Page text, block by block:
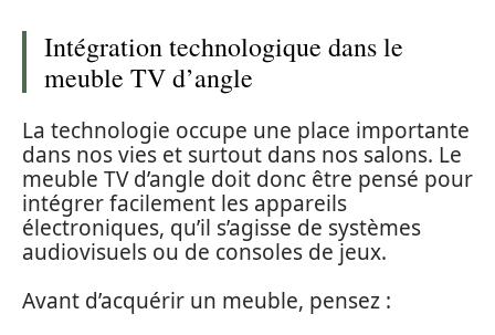
Intégration technologique dans le
meuble TV d’angle
La technologie occupe une place importante
dans nos vies et surtout dans nos salons. Le
meuble TV d’angle doit donc être pensé pour
intégrer facilement les appareils
électroniques, qu’il s’agisse de systèmes
audiovisuels ou de consoles de jeux.
Avant d’acquérir un meuble, pensez :